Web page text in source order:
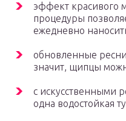
эффект красивого
процедуры
ежедневно
обновленные
значит, щипцы
с искусственными
одна водостойкая